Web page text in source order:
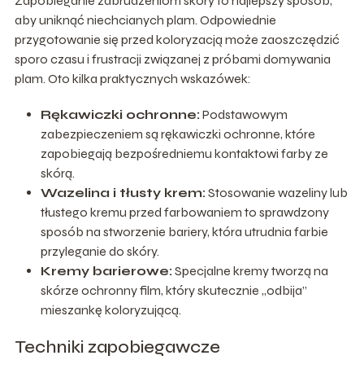
aby uniknąć niechcianych plam. Odpowiednie
przygotowanie się przed koloryzacją może zaoszczędzić
sporo czasu i frustracji związanej z próbami domywania
plam. Oto kilka praktycznych wskazówek:
Rękawiczki ochronne: Podstawowym
zabezpieczeniem są rękawiczki ochronne, które
zapobiegają bezpośredniemu kontaktowi farby ze
skórą.
Wazelina i tłusty krem: Stosowanie wazeliny lub
tłustego kremu przed farbowaniem to sprawdzony
sposób na stworzenie bariery, która utrudnia farbie
przyleganie do skóry.
Kremy barierowe: Specjalne kremy tworzą na
skórze ochronny film, który skutecznie „odbija”
mieszankę koloryzującą.
Techniki zapobiegawcze